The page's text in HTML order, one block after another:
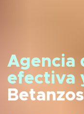
Agencia
efectiva
Betanzos